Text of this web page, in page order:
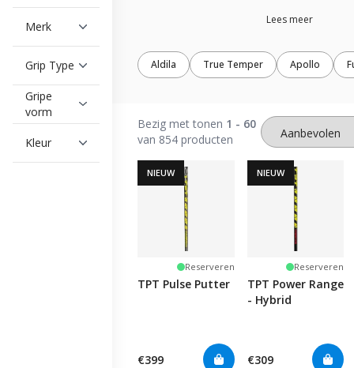
Merk
Grip Type
Gripe
vorm
Kleur
Lees meer
Aldila True Temper Apollo
Bezig met tonen 1 - 60
van 854 producten
NIEUW
Reserveren
TPT Pulse Putter
€399
NIEUW
Reserveren
TPT Power Range
- Hybrid
€309